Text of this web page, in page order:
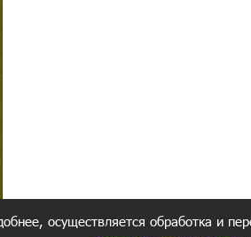
осуществляется обработка и